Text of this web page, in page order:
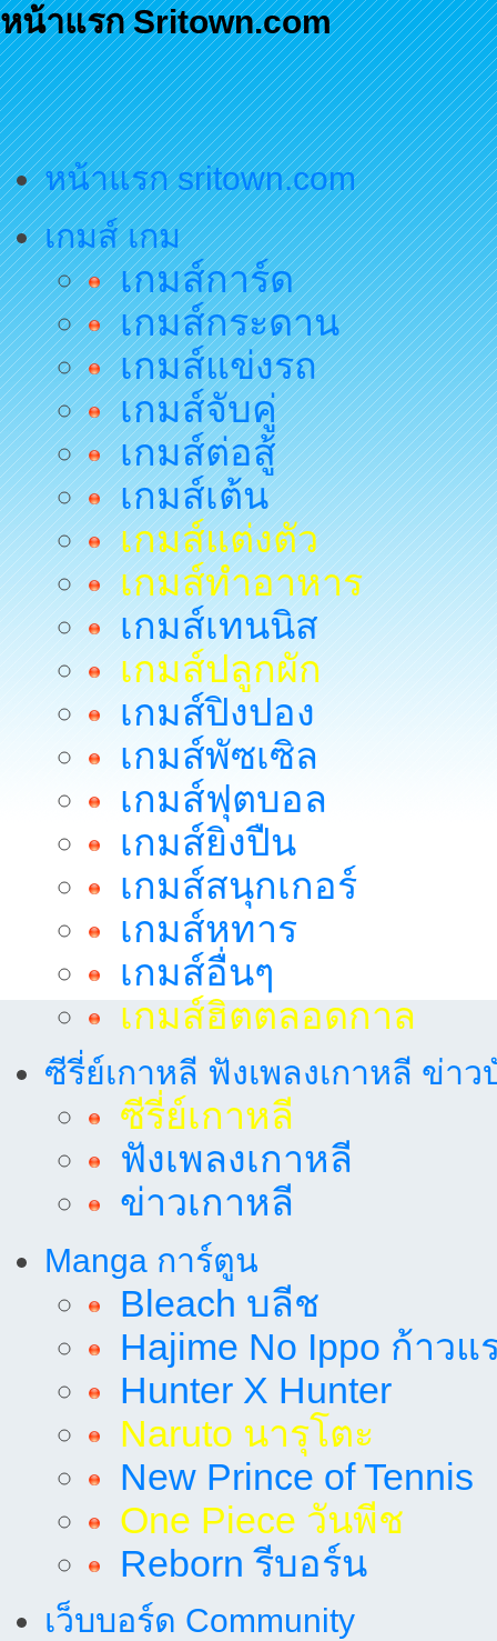
หน้าแรก Sritown.com
หน้าแรก sritown.com
เกมส์ เกม
เกมส์การ์ด
เกมส์กระดาน
เกมส์แข่งรถ
เกมส์จับคู่
เกมส์ต่อสู้
เกมส์เต้น
เกมส์แต่งตัว
เกมส์ทำอาหาร
เกมส์เทนนิส
เกมส์ปลูกผัก
เกมส์ปิงปอง
เกมส์พัซเซิล
เกมส์ฟุตบอล
เกมส์ยิงปืน
เกมส์สนุกเกอร์
เกมส์หทาร
เกมส์อื่นๆ
เกมส์ฮิตตลอดกาล
ซีรี่ย์เกาหลี ฟังเพลงเกาหลี ข่าว
ซีรี่ย์เกาหลี
ฟังเพลงเกาหลี
ข่าวเกาหลี
Manga การ์ตูน
Bleach บลีช
Hajime No Ippo ก้าวแ
Hunter X Hunter
Naruto นารุโตะ
New Prince of Tennis
One Piece วันพีช
Reborn รีบอร์น
เว็บบอร์ด Community